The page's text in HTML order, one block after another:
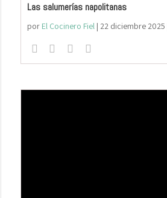
Las salumerías napolitanas
por El Cocinero Fiel| 22 diciembre 2025